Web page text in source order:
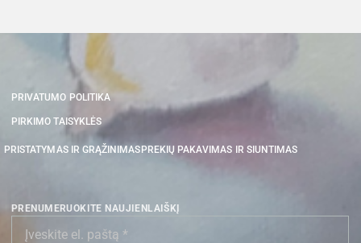
PRIVATUMO POLITIKA
PIRKIMO TAISYKLĖS
PRISTATYMAS IR GRĄŽINIMASPREKIŲ PAKAVIMAS IR SIUNTIMAS
PRENUMERUOKITE NAUJIENLAIŠKĮ